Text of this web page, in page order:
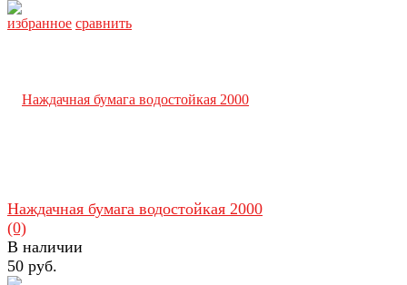
избранное сравнить
Наждачная бумага водостойкая 2000
(0)
В наличии
50 руб.